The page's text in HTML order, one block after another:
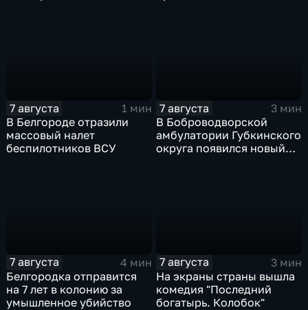
7 августа
1 мин
В Белгороде отразили
массовый налет
беспилотников ВСУ
7 августа
3 мин
В Боброводворской
амбулатории Губкинского
округа появился новый
7 августа
4 мин
Белгородка отправится
на 7 лет в колонию за
умышленное убийство
7 августа
3 мин
На экраны страны вышла
комедия "Последний
богатырь. Колобок"